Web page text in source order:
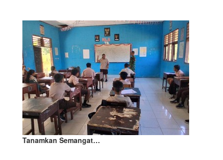
Tanamkan Semangat…